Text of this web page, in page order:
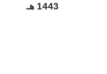
1443 هـ